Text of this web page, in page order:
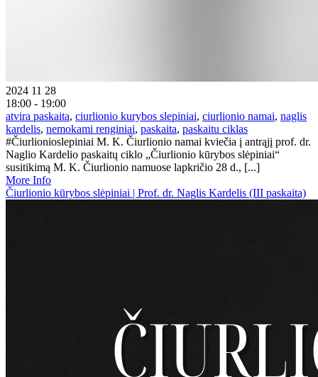
2024 11 28
18:00 - 19:00
atvira paskaita, ciurlionio kurybos slepiniai, ciurlionio namai, naglis
kardelis, nemokami renginiai, paskaita, paskaitu ciklas
#Čiurlionioslepiniai M. K. Čiurlionio namai kviečia į antrąjį prof. dr.
Naglio Kardelio paskaitų ciklo „Čiurlionio kūrybos slėpiniai“
susitikimą M. K. Čiurlionio namuose lapkričio 28 d., [...]
More Info
Čiurlionio kūrybos slėpiniai | Prof. dr. Naglis Kardelis (III paskaita)